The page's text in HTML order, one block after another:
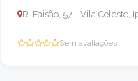
R. Faisão, 57 - Vila Celeste,
Sem avaliações